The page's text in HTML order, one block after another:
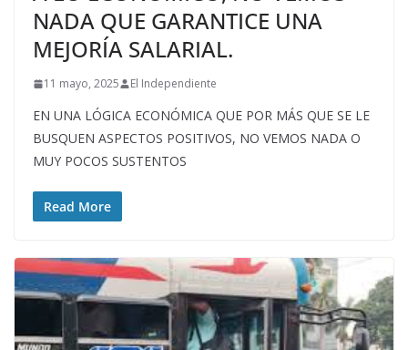
NADA QUE GARANTICE UNA
MEJORÍA SALARIAL.
11 mayo, 2025 El Independiente
EN UNA LÓGICA ECONÓMICA QUE POR MÁS QUE SE LE
BUSQUEN ASPECTOS POSITIVOS, NO VEMOS NADA O
MUY POCOS SUSTENTOS
Read More